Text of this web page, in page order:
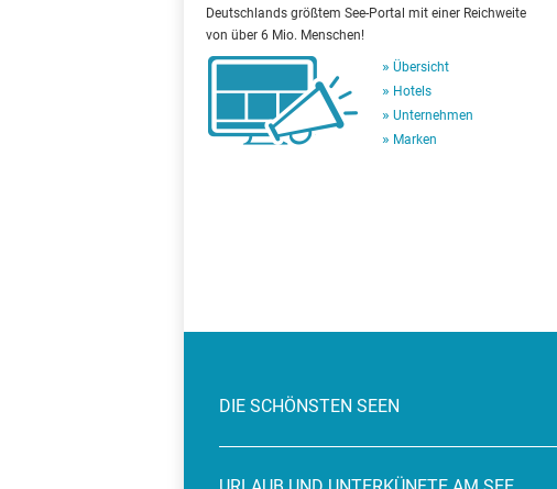
Deutschlands größtem See-Portal mit einer Reichweite
von über 6 Mio. Menschen!
Übersicht
Hotels
Unternehmen
Marken
DIE SCHÖNSTEN SEEN